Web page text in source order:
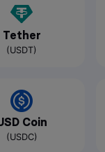
Tether
(USDT)
Coin
(USDC)